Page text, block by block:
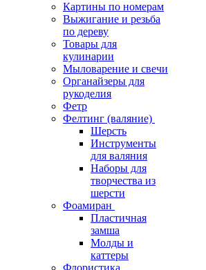
Картины по номерам
Выжигание и резьба
по дереву
Товары для
кулинарии
Мыловарение и свечи
Органайзеры для
рукоделия
Фетр
Фелтинг (валяние)
Шерсть
Инструменты
для валяния
Наборы для
творчества из
шерсти
Фоамиран
Пластичная
замша
Молды и
каттеры
Флористика